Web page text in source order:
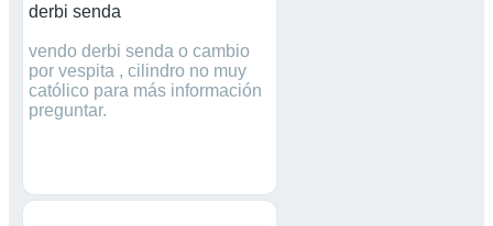
derbi senda
vendo derbi senda o cambio
por vespita , cilindro no muy
católico para más información
preguntar.